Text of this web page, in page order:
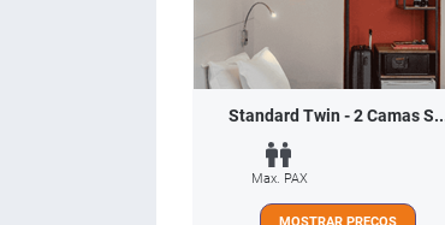
Standard Twin - 2 Camas
Max. PAX
MOSTRAR PREÇOS